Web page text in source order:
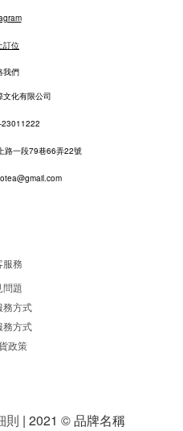
訂位
我們
文化有限公司
23011222​
路一段79巷66弄22號
服務
問題
務方式
務方式
政策
則 | 2021 © 品牌名稱